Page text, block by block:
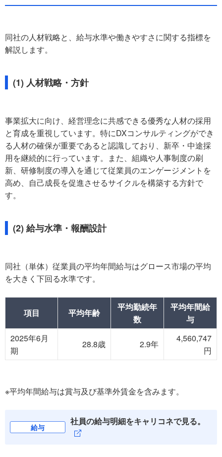
同社の人材戦略と、給与水準や働きやすさに関する指標を
解説します。
(1) 人材戦略・方針
事業拡大に向け、経営理念に共感できる優秀な人材の採用
と育成を重視しています。特にDXコンサルティングができ
る人材の確保が重要であると認識しており、新卒・中途採
用を継続的に行っています。また、組織や人事制度の刷
新、研修制度の導入を通じて従業員のエンゲージメントを
高め、自己成長を促進させるサイクルを構築する方針で
す。
(2) 給与水準・報酬設計
同社（単体）従業員の平均年間給与はグロース市場の平均
を大きく下回る水準です。
項目 平均年齢
平均勤続年
数
平均年間給
与
2025年6月
期
28.8歳 2.9年
4,560,747
円
※平均年間給与は賞与及び基準外賃金を含みます。
給与
社員の給与明細をキャリコネで見る。